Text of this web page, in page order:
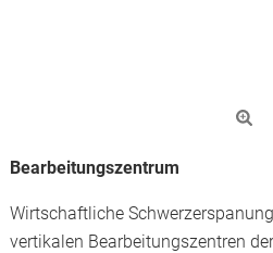
Bearbeitungszentrum
Wirtschaftliche
vertikalen Bearbeitungszentren